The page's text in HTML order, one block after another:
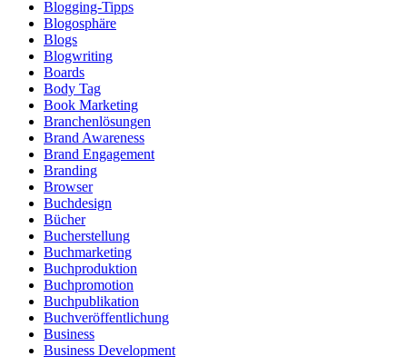
Blogging-Tipps
Blogosphäre
Blogs
Blogwriting
Boards
Body Tag
Book Marketing
Branchenlösungen
Brand Awareness
Brand Engagement
Branding
Browser
Buchdesign
Bücher
Bucherstellung
Buchmarketing
Buchproduktion
Buchpromotion
Buchpublikation
Buchveröffentlichung
Business
Business Development